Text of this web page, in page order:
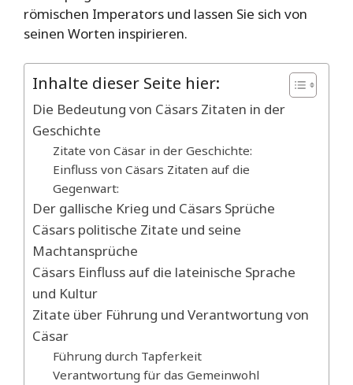
römischen Imperators und lassen Sie sich von
seinen Worten inspirieren.
Inhalte dieser Seite hier:
Die Bedeutung von Cäsars Zitaten in der
Geschichte
Zitate von Cäsar in der Geschichte:
Einfluss von Cäsars Zitaten auf die
Gegenwart:
Der gallische Krieg und Cäsars Sprüche
Cäsars politische Zitate und seine
Machtansprüche
Cäsars Einfluss auf die lateinische Sprache
und Kultur
Zitate über Führung und Verantwortung von
Cäsar
Führung durch Tapferkeit
Verantwortung für das Gemeinwohl